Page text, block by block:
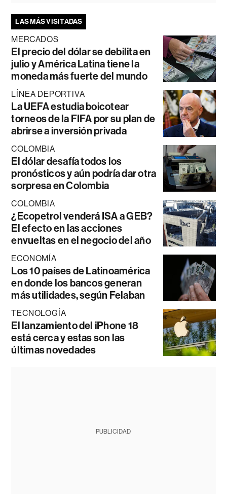
LAS MÁS VISITADAS
MERCADOS
El precio del dólar se debilita en
julio y América Latina tiene la
moneda más fuerte del mundo
LÍNEA DEPORTIVA
La UEFA estudia boicotear
torneos de la FIFA por su plan de
abrirse a inversión privada
COLOMBIA
El dólar desafía todos los
pronósticos y aún podría dar otra
sorpresa en Colombia
COLOMBIA
¿Ecopetrol venderá ISA a GEB?
El efecto en las acciones
envueltas en el negocio del año
ECONOMÍA
Los 10 países de Latinoamérica
en donde los bancos generan
más utilidades, según Felaban
TECNOLOGÍA
El lanzamiento del iPhone 18
está cerca y estas son las
últimas novedades
PUBLICIDAD